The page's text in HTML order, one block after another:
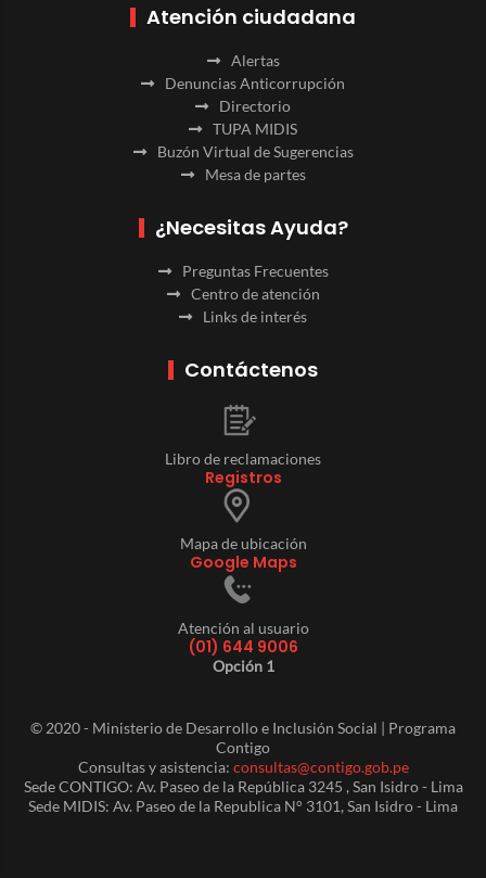
Atención ciudadana
Alertas
Denuncias Anticorrupción
Directorio
TUPA MIDIS
Buzón Virtual de Sugerencias
Mesa de partes
¿Necesitas Ayuda?
Preguntas Frecuentes
Centro de atención
Links de interés
Contáctenos
Libro de reclamaciones
Registros
Mapa de ubicación
Google Maps
Atención al usuario
(01) 644 9006
Opción 1
© 2020 - Ministerio de Desarrollo e Inclusión Social | Programa
Contigo
Consultas y asistencia: consultas@contigo.gob.pe
Sede CONTIGO: Av. Paseo de la República 3245 , San Isidro - Lima
Sede MIDIS: Av. Paseo de la Republica N° 3101, San Isidro - Lima